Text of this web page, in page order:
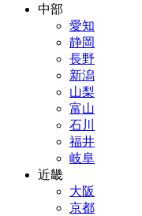
中部
愛知
静岡
長野
新潟
山梨
富山
石川
福井
岐阜
近畿
大阪
京都